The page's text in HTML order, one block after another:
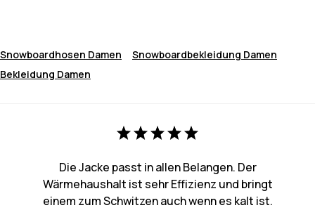
Snowboardhosen Damen
Snowboardbekleidung Damen
Bekleidung Damen
Die Jacke passt in allen Belangen. Der
Wärmehaushalt ist sehr Effizienz und bringt
einem zum Schwitzen auch wenn es kalt ist.